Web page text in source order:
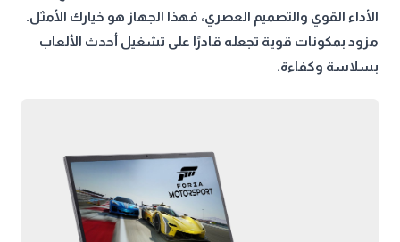
الأداء القوي والتصميم العصري، فهذا الجهاز هو خيارك الأمثل.
مزود بمكونات قوية تجعله قادرًا على تشغيل أحدث الألعاب
بسلاسة وكفاءة.